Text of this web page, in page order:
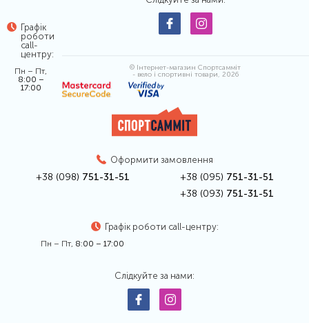
Графік
роботи
call-
центру:
Пн – Пт,
8:00 –
17:00
© Інтернет-магазин Спортсамміт
- вело і спортивні товари, 2026
Оформити замовлення
+38 (098) 751-31-51 +38 (095) 751-31-51
+38 (093) 751-31-51
Графік роботи call-центру:
Пн – Пт, 8:00 – 17:00
Слідкуйте за нами: